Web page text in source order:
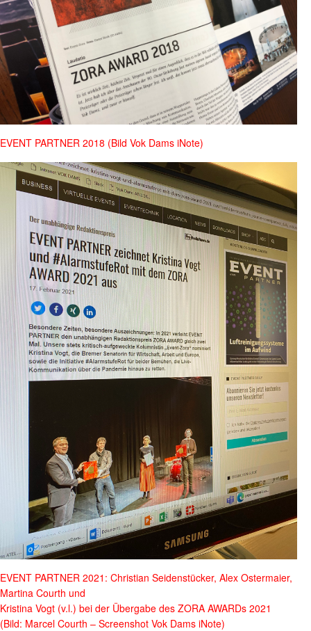
EVENT PARTNER 2018 (Bild Vok Dams iNote)
EVENT PARTNER 2021: Christian Seidenstücker, Alex Ostermaier,
Martina Courth und
Kristina Vogt (v.l.) bei der Übergabe des ZORA AWARDs 2021
(Bild: Marcel Courth – Screenshot Vok Dams iNote)